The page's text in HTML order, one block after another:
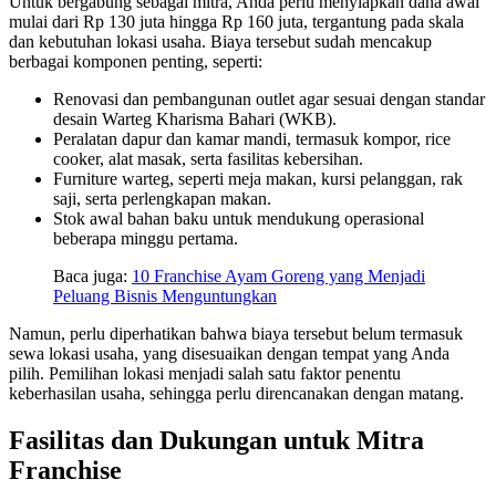
mulai dari Rp 130 juta hingga Rp 160 juta, tergantung pada skala
dan kebutuhan lokasi usaha. Biaya tersebut sudah mencakup
berbagai komponen penting, seperti:
Renovasi dan pembangunan outlet agar sesuai dengan standar
desain Warteg Kharisma Bahari (WKB).
Peralatan dapur dan kamar mandi, termasuk kompor, rice
cooker, alat masak, serta fasilitas kebersihan.
Furniture warteg, seperti meja makan, kursi pelanggan, rak
saji, serta perlengkapan makan.
Stok awal bahan baku untuk mendukung operasional
beberapa minggu pertama.
Baca juga: 10 Franchise Ayam Goreng yang Menjadi
Peluang Bisnis Menguntungkan
Namun, perlu diperhatikan bahwa biaya tersebut belum termasuk
sewa lokasi usaha, yang disesuaikan dengan tempat yang Anda
pilih. Pemilihan lokasi menjadi salah satu faktor penentu
keberhasilan usaha, sehingga perlu direncanakan dengan matang.
Fasilitas dan Dukungan untuk Mitra
Franchise